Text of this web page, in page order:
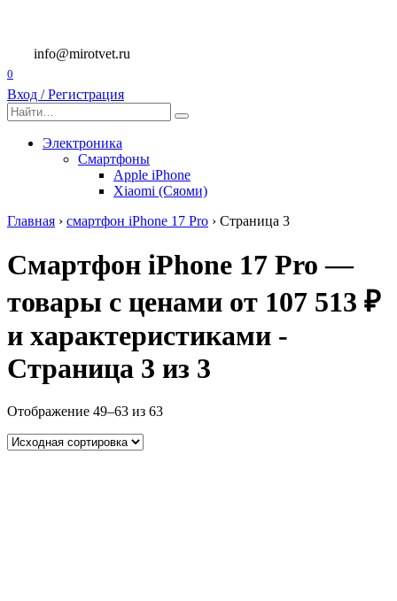
содержанию
info@mirotvet.ru
0
Вход / Регистрация
Search
for:
Электроника
Смартфоны
Apple iPhone
Xiaomi (Сяоми)
Главная › смартфон iPhone 17 Pro › Страница 3
Смартфон iPhone 17 Pro —
товары с ценами от 107 513 ₽
и характеристиками -
Страница 3 из 3
Отображение 49–63 из 63